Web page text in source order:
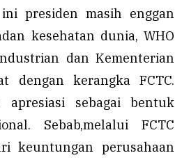
presiden masih enggan
kesehatan dunia, WHO
dan Kementerian
dengan kerangka FCTC.
sebagai bentuk
Sebab,melalui FCTC
keuntungan perusahaan